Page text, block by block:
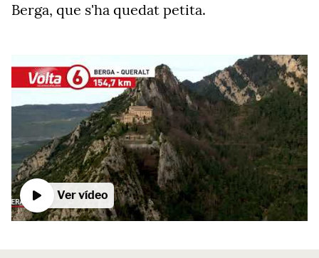
Berga, que s'ha quedat petita.
Ver vídeo